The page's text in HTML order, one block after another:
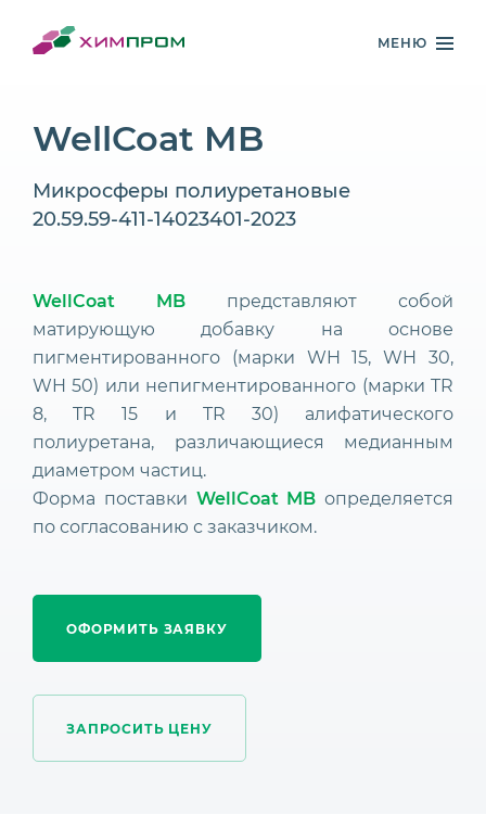
МЕНЮ
WellCoat MB
Микросферы полиуретановые
20.59.59-411-14023401-2023
WellCoat MB представляют собой
матирующую добавку на основе
пигментированного (марки WH 15, WH 30,
WH 50) или непигментированного (марки TR
8, TR 15 и TR 30) алифатического
полиуретана, различающиеся медианным
диаметром частиц.
Форма поставки WellCoat MB определяется
по согласованию с заказчиком.
ОФОРМИТЬ ЗАЯВКУ
ЗАПРОСИТЬ ЦЕНУ